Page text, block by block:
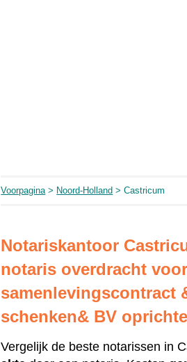
Voorpagina> Noord-Holland > Castricum
Notariskantoor
notaris overdracht
samenlevingscontract
schenken& BV
Vergelijk de beste notarissen in